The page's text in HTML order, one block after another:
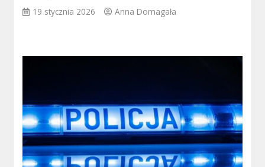
19 stycznia 2026 Anna Domagała